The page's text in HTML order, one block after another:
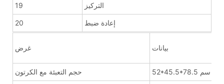
19 التركيز
20 إعادة ضبط
غرض بيانات
حجم التعبئة مع الكرتون 52*45.5*78.5 سم